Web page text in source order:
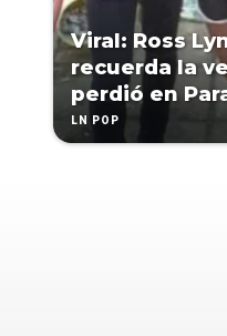
Viral: Ross
recuerda la
perdió en
LN POP